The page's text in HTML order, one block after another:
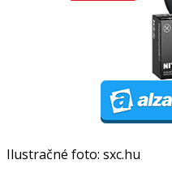
Ilustračné foto: sxc.hu